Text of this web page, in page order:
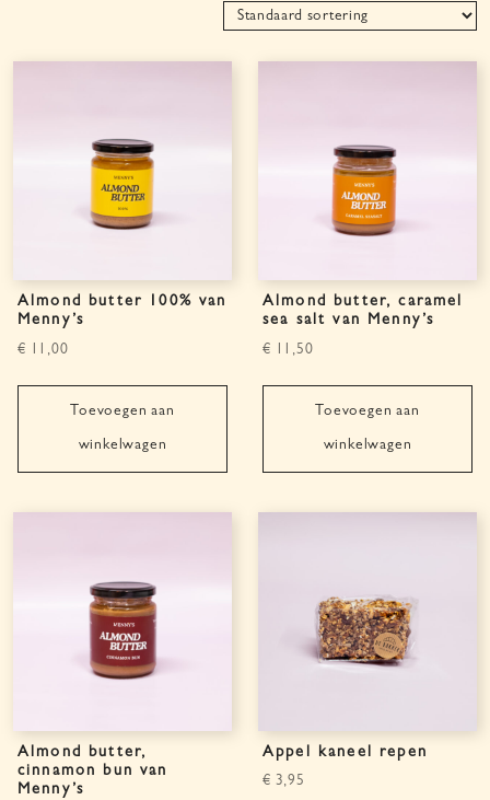
Almond butter 100% van
Menny’s
€ 11,00
Toevoegen aan
winkelwagen
Almond butter, caramel
sea salt van Menny’s
€ 11,50
Toevoegen aan
winkelwagen
Almond butter,
cinnamon bun van
Menny’s
Appel kaneel repen
€ 3,95